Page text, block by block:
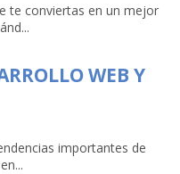
te conviertas en un mejor
WEB Y
importantes de